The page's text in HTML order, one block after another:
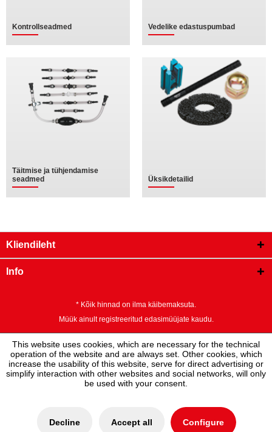
Kontrollseadmed Vedelike edastuspumbad
Täitmise ja tühjendamise
seadmed
Üksikdetailid
Kliendileht
Info
* Kõik hinnad on ilma käibemaksuta.
Müük ainult registreeritud edasimüüjate kaudu.
This website uses cookies, which are necessary for the technical
operation of the website and are always set. Other cookies, which
increase the usability of this website, serve for direct advertising or
simplify interaction with other websites and social networks, will only
be used with your consent.
Decline Accept all Configure